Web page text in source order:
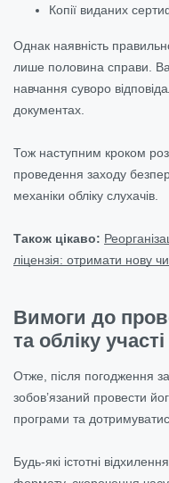
Копії виданих
Однак наявність
лише половина справи.
навчання суворо
документах.
Тож наступним кроком
проведення заходу
механіки обліку слухачів.
Також цікаво:
ліцензія: отримати нову
Вимоги до
та обліку участі
Отже, після погодження
зобов’язаний провести
програми та
Будь-які істотні